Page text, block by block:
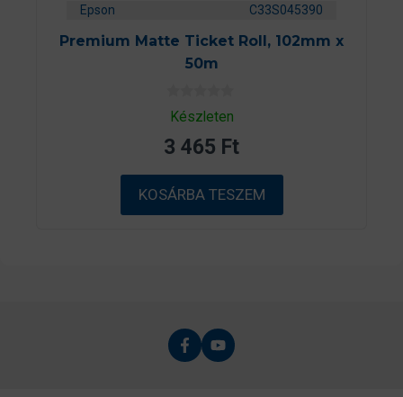
Epson C33S045390
Premium Matte Ticket Roll, 102mm x
50m
0
a
5
b
ő
l
Készleten
3 465 Ft
KOSÁRBA TESZEM